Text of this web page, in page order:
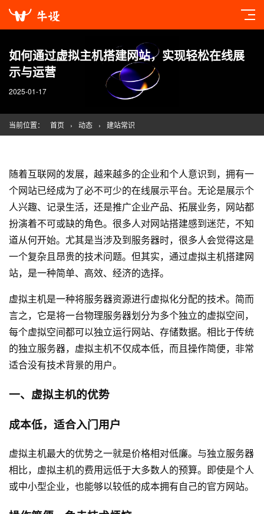
如何通过虚拟主机搭建网站，实现轻松在线展
示与运营
2025-01-17
当前位置： 首页 › 动态 › 建站常识
随着互联网的发展，越来越多的企业和个人意识到，拥有一
个网站已经成为了必不可少的在线展示平台。无论是展示个
人兴趣、记录生活，还是推广企业产品、拓展业务，网站都
扮演着不可或缺的角色。很多人对网站搭建感到迷茫，不知
道从何开始。尤其是当涉及到服务器时，很多人会觉得这是
一个复杂且昂贵的技术问题。但其实，通过虚拟主机搭建网
站，是一种简单、高效、经济的选择。
虚拟主机是一种将服务器资源进行虚拟化分配的技术。简而
言之，它是将一台物理服务器划分为多个独立的虚拟空间，
每个虚拟空间都可以独立运行网站、存储数据。相比于传统
的独立服务器，虚拟主机不仅成本低，而且操作简便，非常
适合没有技术背景的用户。
一、虚拟主机的优势
成本低，适合入门用户
虚拟主机最大的优势之一就是价格相对低廉。与独立服务器
相比，虚拟主机的费用远低于大多数人的预算。即使是个人
或中小型企业，也能够以较低的成本拥有自己的官方网站。